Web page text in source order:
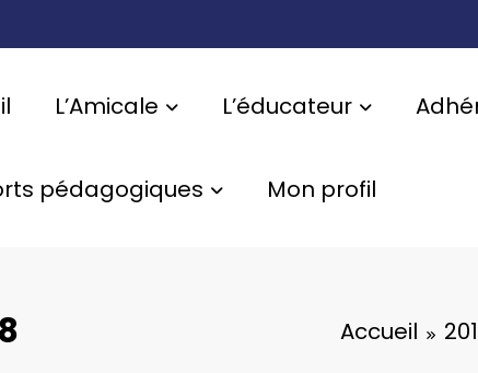
L’Amicale L’éducateur
pédagogiques Mon profil
Accueil